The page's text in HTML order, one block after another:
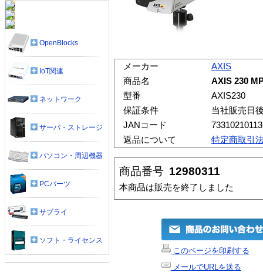
メーカー
AXIS
商品名
AXIS 230
型番
AXIS230
保証条件
当社販売日
JANコード
返品について
特定商取引
商品番号 12980311
本商品は販売を終了しました
このページを印刷する
メールでURLを送る
OpenBlocks
IoT関連
ネットワーク
サーバ・ストレージ
パソコン・周辺機器
PCパーツ
サプライ
ソフト・ライセンス